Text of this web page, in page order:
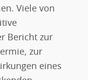
Viele von
Bericht zur
zur
eines